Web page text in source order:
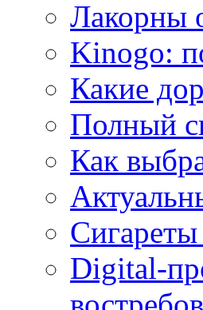
Лакорны
Kinogo:
Какие
Полный
Как
Digital-